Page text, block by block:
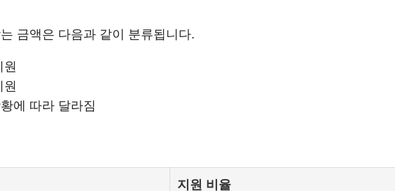
금액은 다음과 같이 분류됩니다.
원
원
에 따라 달라짐
지원 비율